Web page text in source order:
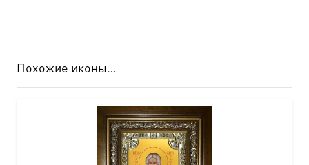
Похожие иконы…